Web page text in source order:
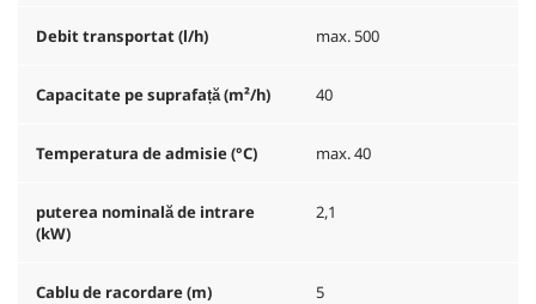
Debit transportat (l/h) max. 500
Capacitate pe suprafață (m²/h) 40
Temperatura de admisie (°C) max. 40
puterea nominală de intrare
(kW)
2,1
Cablu de racordare (m) 5